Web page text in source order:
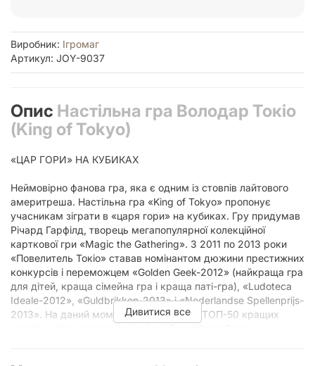
Виробник: Ігромаг
Артикул: JOY-9037
Опис Настільна гра Володар Токіо
(King of Tokyo)
«ЦАР ГОРИ» НА КУБИКАХ
Неймовірно фанова гра, яка є одним із стовпів лайтового
америтреша. Настільна гра «King of Tokyo» пропонує
учасникам зіграти в «царя гори» на кубиках. Гру придумав
Річард Гарфілд, творець мегапопулярної колекційної
карткової гри «Magic the Gathering». З 2011 по 2013 роки
«Повелитель Токіо» ставав номінантом дюжини престижних
конкурсів і переможцем «Golden Geek-2012» (найкраща гра
для дітей, краща сімейна гра і краща паті-гра), «Ludoteca
Ideale-2012», «Guldbrikken-2013» і «Nederlandse Spellenprijs-
2013». На даний момент гра входить в ТОП-50 кращих
Дивитися все